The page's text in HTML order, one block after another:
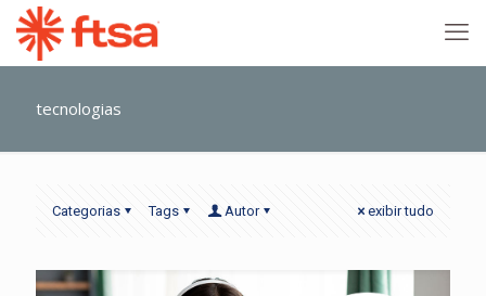
tecnologias
Categorias Tags Autor exibir tudo